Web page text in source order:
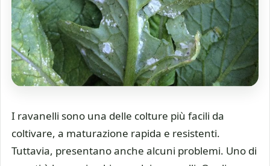
I ravanelli sono una delle colture più facili da
coltivare, a maturazione rapida e resistenti.
Tuttavia, presentano anche alcuni problemi. Uno di